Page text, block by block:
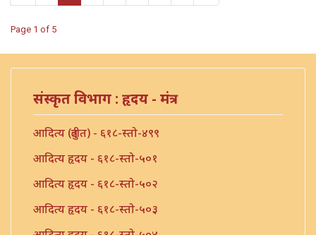
Page 1 of 5
संस्कृत विभाग : हृदय - मंत्र
आदित्य (त्रुटीत) - ६१८-स्तो-४९९
आदित्य हृदय - ६१८-स्तो-५०१
आदित्य हृदय - ६१८-स्तो-५०२
आदित्य हृदय - ६१८-स्तो-५०३